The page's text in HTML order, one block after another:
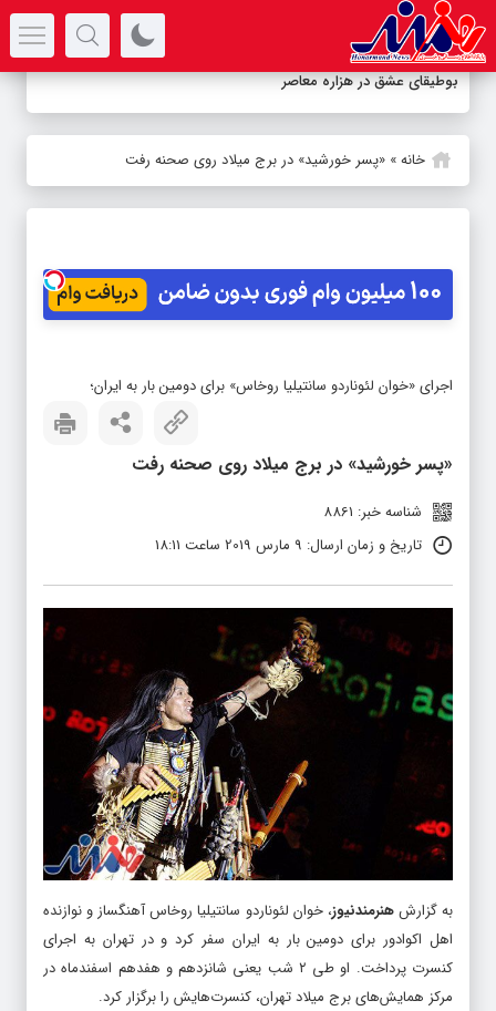
بوطیقای عشق در هزاره معاصر
خانه» «پسر خورشید» در برج میلاد روی صحنه رفت
اجرای «خوان لئوناردو سانتیلیا روخاس» برای دومین بار به ایران؛
«پسر خورشید» در برج میلاد روی صحنه رفت
شناسه خبر: 8861
تاریخ و زمان ارسال: 9 مارس 2019 ساعت 18:11
به گزارشهنرمندنیوز، خوان لئوناردو سانتیلیا روخاس آهنگساز و نوازنده
اهل اکوادور برای دومین بار به ایران سفر کرد و در تهران به اجرای
کنسرت پرداخت. او طی ۲ شب یعنی شانزدهم و هفدهم اسفندماه در
مرکز همایش‌های برج میلاد تهران، کنسرت‌هایش را برگزار کرد.